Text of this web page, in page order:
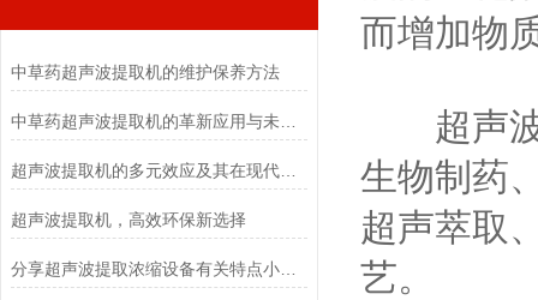
中草药超声波提取机的维护保养方法
超声波提取机的多元效应及其在现代提取工艺中的应用
超声波提取机，高效环保新选择
分享超声波提取浓缩设备有关特点小知识
而增加物
超声波
生物制药
超声萃取
艺。